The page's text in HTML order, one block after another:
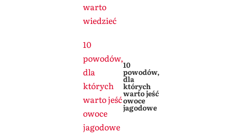
warto
wiedzieć
10
powodów,
dla
których
warto jeść
owoce
jagodowe
10
powodów,
dla
których
warto jeść
owoce
jagodowe